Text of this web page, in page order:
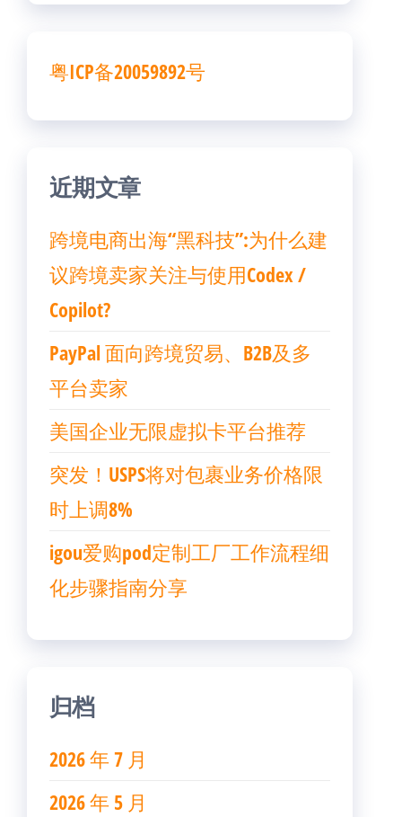
粤ICP备20059892号
近期文章
跨境电商出海“黑科技”:为什么建
议跨境卖家关注与使用Codex /
Copilot?
PayPal 面向跨境贸易、B2B及多
平台卖家
美国企业无限虚拟卡平台推荐
突发！USPS将对包裹业务价格限
时上调8%
igou爱购pod定制工厂工作流程细
化步骤指南分享
归档
2026 年 7 月
2026 年 5 月